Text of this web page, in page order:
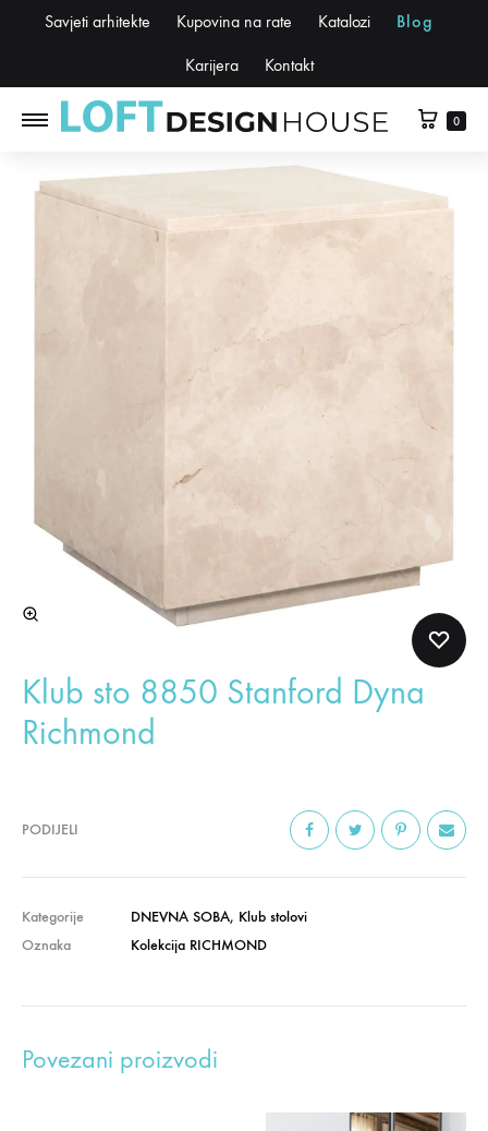
Savjeti arhitekte Kupovina na rate Katalozi Blog
Karijera Kontakt
0
Klub sto 8850 Stanford Dyna
Richmond
PODIJELI
Kategorije DNEVNA SOBA, Klub stolovi
Oznaka
Kolekcija RICHMOND
Povezani proizvodi